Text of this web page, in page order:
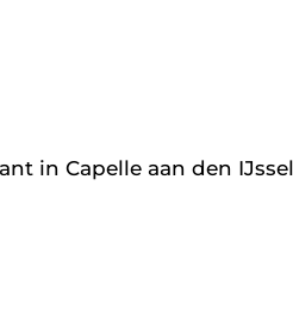
in Capelle aan den IJssel